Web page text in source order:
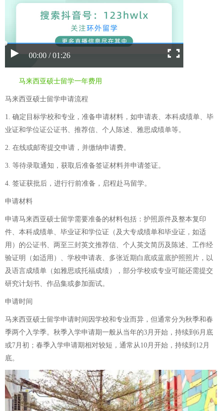
00:00 / 01:26
马来西亚硕士留学一年费用
马来西亚硕士留学申请流程
1. 确定目标学校和专业，准备申请材料，如申请表、本科成绩单、毕
业证和学位证公证书、推荐信、个人陈述、雅思成绩单等。
2. 在线或邮寄提交申请，并缴纳申请费。
3. 等待录取通知，获取后准备签证材料并申请签证。
4. 签证获批后，进行行前准备，启程赴马留学。
申请材料
申请马来西亚硕士留学需要准备的材料包括：护照原件及整本复印
件、本科成绩单、毕业证和学位证（及大专成绩单和毕业证，如适
用）的公证书、两至三封英文推荐信、个人英文简历及陈述、工作经
验证明（如适用）、学校申请表、多张近期白底或蓝底护照照片，以
及语言成绩单（如雅思或托福成绩），部分学校或专业可能还需提交
研究计划书、作品集或参加面试。
申请时间
马来西亚硕士留学申请时间因学校和专业而异，但通常分为秋季和春
季两个入学季。秋季入学申请期一般从当年的3月开始，持续到6月底
或7月初；春季入学申请期相对较短，通常从10月开始，持续到12月
底。